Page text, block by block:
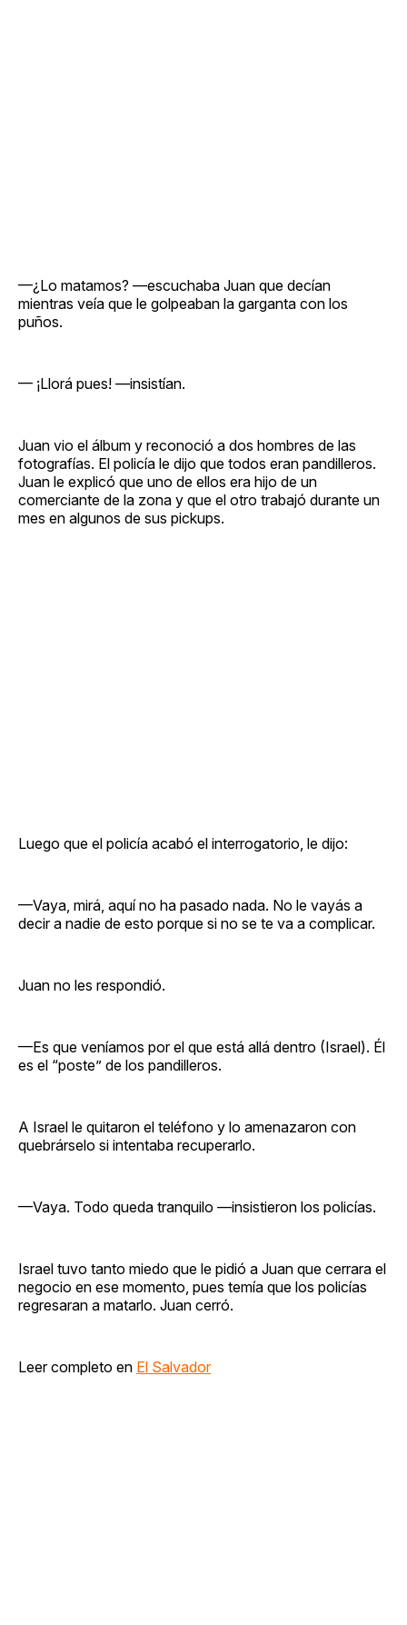
—¿Lo matamos? —escuchaba Juan que decían
mientras veía que le golpeaban la garganta con los
puños.
— ¡Llorá pues! —insistían.
Juan vio el álbum y reconoció a dos hombres de las
fotografías. El policía le dijo que todos eran pandilleros.
Juan le explicó que uno de ellos era hijo de un
comerciante de la zona y que el otro trabajó durante un
mes en algunos de sus pickups.
Luego que el policía acabó el interrogatorio, le dijo:
—Vaya, mirá, aquí no ha pasado nada. No le vayás a
decir a nadie de esto porque si no se te va a complicar.
Juan no les respondió.
—Es que veníamos por el que está allá dentro (Israel). Él
es el “poste” de los pandilleros.
A Israel le quitaron el teléfono y lo amenazaron con
quebrárselo si intentaba recuperarlo.
—Vaya. Todo queda tranquilo —insistieron los policías.
Israel tuvo tanto miedo que le pidió a Juan que cerrara el
negocio en ese momento, pues temía que los policías
regresaran a matarlo. Juan cerró.
Leer completo en El Salvador